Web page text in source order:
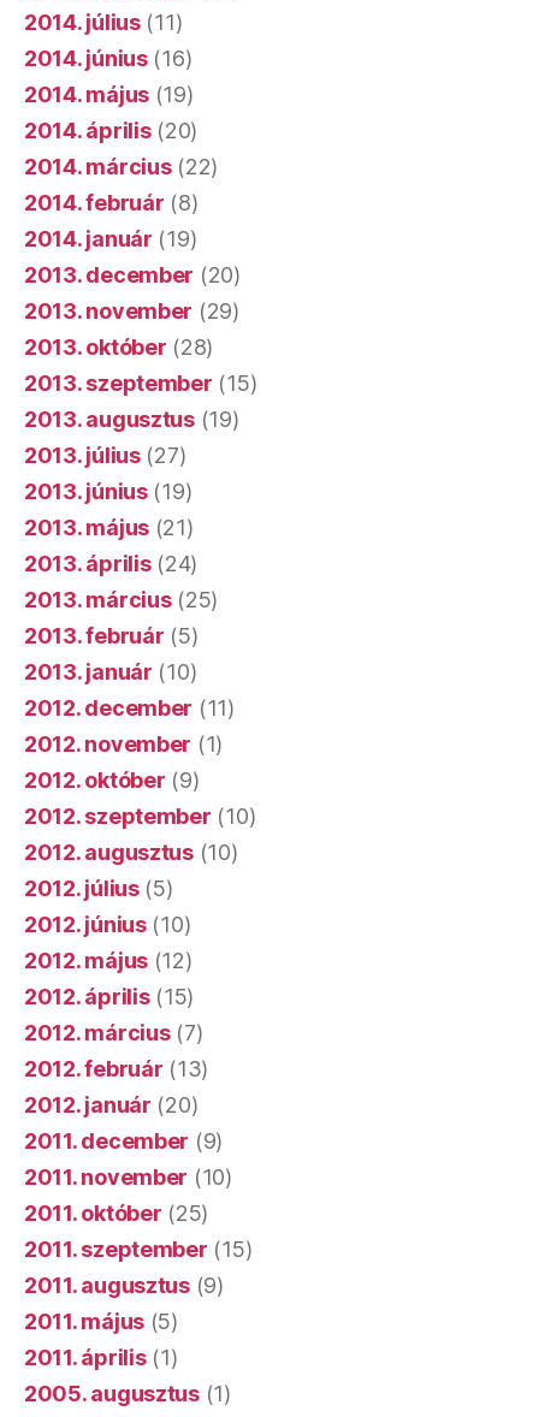
2014. július(11)
2014. június(16)
2014. május (19)
2014. április(20)
2014. március(22)
2014. február (8)
2014. január (19)
2013. december (20)
2013. november (29)
2013. október (28)
2013. szeptember (15)
2013. augusztus(19)
2013. július(27)
2013. június(19)
2013. május (21)
2013. április(24)
2013. március(25)
2013. február (5)
2013. január (10)
2012. december (11)
2012. november (1)
2012. október (9)
2012. szeptember (10)
2012. augusztus(10)
2012. július(5)
2012. június(10)
2012. május (12)
2012. április(15)
2012. március(7)
2012. február (13)
2012. január (20)
2011. december (9)
2011. november (10)
2011. október (25)
2011. szeptember (15)
2011. augusztus(9)
2011. május (5)
2011. április(1)
2005. augusztus(1)